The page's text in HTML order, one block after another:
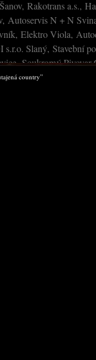
Rakotrans a.s.,
Autoservis N + N
Elektro Viola,
Slaný, Stavební
Soukromý Pivovar
TUČEK, Varia
country”